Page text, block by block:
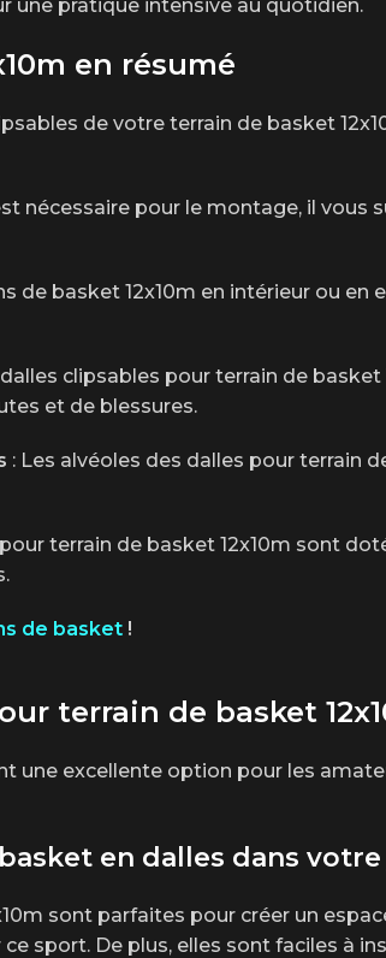
une pratique intensive au quotidien.
en résumé
de votre terrain de basket
nécessaire pour le montage, il
de basket 12x10m en intérieur ou
dalles clipsables pour terrain de
et de blessures.
: Les alvéoles des dalles pour terrain
pour terrain de basket 12x10m sont
de basket !
terrain de basket
une excellente option pour les
en dalles dans
sont parfaites pour créer un
sport. De plus, elles sont faciles à